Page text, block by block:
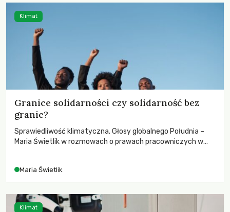
Granice solidarności czy solidarność bez
granic?
Sprawiedliwość klimatyczna. Głosy globalnego Południa –
Maria Świetlik w rozmowach o prawach pracowniczych w
Maria Świetlik
Klimat
Klimat